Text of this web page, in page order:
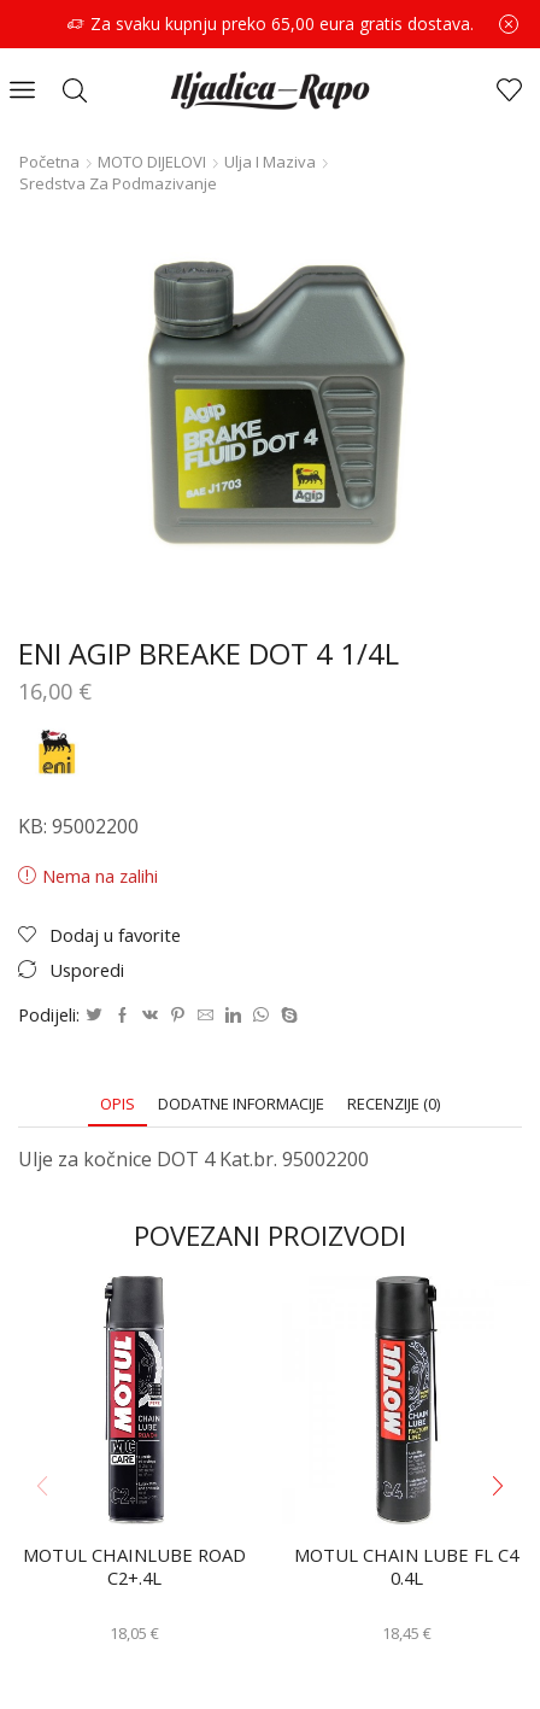
Za svaku kupnju preko 65,00 eura gratis dostava.
Početna MOTO DIJELOVI
Ulja I Maziva
Sredstva Za Podmazivanje
ENI AGIP BREAKE DOT 4 1/4L
16,00 €
KB: 95002200
Nema na zalihi
Dodaj u favorite
Usporedi
Podijeli:
OPIS DODATNE INFORMACIJE RECENZIJE (0)
Ulje za kočnice DOT 4 Kat.br. 95002200
POVEZANI PROIZVODI
MOTUL CHAINLUBE ROAD
C2+.4L
18,05 €
MOTUL CHAIN LUBE FL C4
0.4L
18,45 €